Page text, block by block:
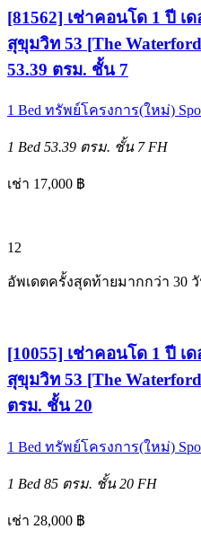
[81562] เช่าคอนโด 1 ปี เ
สุขุมวิท 53 [The
53.39 ตรม. ชั้น 7
1 Bed ทรัพย์โครงการ(ใหม่)
1 Bed 53.39 ตรม. ชั้น 7 FH
เช่า 17,000 ฿
12
อัพเดตครั้งสุดท้ายมากกว่า 30
[10055] เช่าคอนโด 1 ปี เ
สุขุมวิท 53 [The
ตรม. ชั้น 20
1 Bed ทรัพย์โครงการ(ใหม่)
1 Bed 85 ตรม. ชั้น 20 FH
เช่า 28,000 ฿